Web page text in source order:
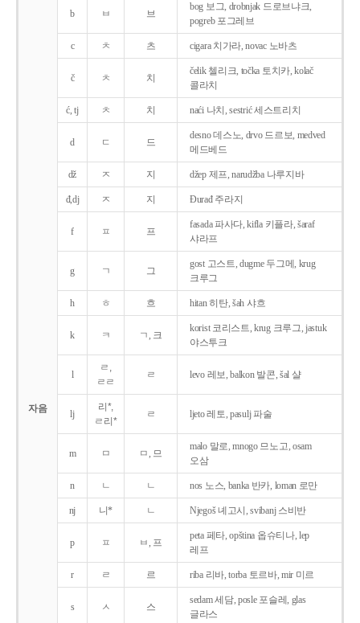
자음
b ㅂ 브
bog 보그, drobnjak 드로브냐크,
pogreb 포그레브
c ㅊ 츠 cigara 치가라, novac 노바츠
č ㅊ 치
čelik 첼리크, točka 토치카, kolač
콜라치
ć, tj ㅊ 치 naći 나치, sestrić 세스트리치
d ㄷ 드
desno 데스노, drvo 드르보, medved
메드베드
dž ㅈ 지 džep 제프, narudžba 나루지바
đ,dj ㅈ 지 Ðurađ 주라지
f ㅍ 프
fasada 파사다, kifla 키플라, šaraf
샤라프
g ㄱ 그
gost 고스트, dugme 두그메, krug
크루그
h ㅎ 흐 hitan 히탄, šah 샤흐
k ㅋ ㄱ, 크
korist 코리스트, krug 크루그, jastuk
야스투크
l
ㄹ,
ㄹㄹ
ㄹ levo 레보, balkon 발콘, šal 샬
lj
리*,
ㄹ리*
ㄹ ljeto 레토, pasulj 파술
m ㅁ ㅁ, 므
malo 말로, mnogo 므노고, osam
오삼
n ㄴ ㄴ nos 노스, banka 반카, loman 로만
nj 니* ㄴ Njegoš 녜고시, svibanj 스비반
p ㅍ ㅂ, 프
peta 페타, opština 옵슈티나, lep
레프
r ㄹ 르 riba 리바, torba 토르바, mir 미르
s ㅅ 스
sedam 세담, posle 포슬레, glas
글라스